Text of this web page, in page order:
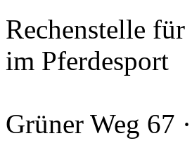
Rechenstelle
im Pferdesport
Grüner Weg 67